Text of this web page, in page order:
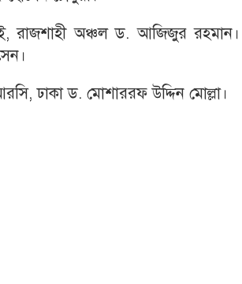
রাজশাহী অঞ্চল ড. আজিজুর রহমান।
ঢাকা ড. মোশাররফ উদ্দিন মোল্লা।